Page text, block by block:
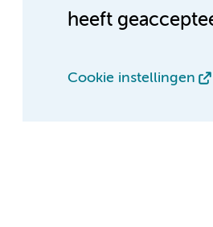
heeft
Cookie instellingen